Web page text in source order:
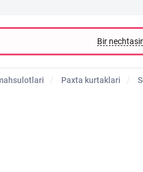
Bir
Paxta kurtaklari